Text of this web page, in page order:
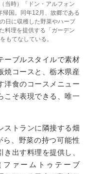
当時）「ドン・アルフォン
国。同年12月、故郷である
日に収穫した野菜やハーブ
料理を提供する「ガーデン
もてなしている。
ーブルスタイルで素材
焼コースと、栃木県産
洋食のコースメニュー
こそ表現できる、唯一
ストランに隣接する畑
ら、野菜の持つ可能性
出す料理を提供し、
ファームトゥテーブ